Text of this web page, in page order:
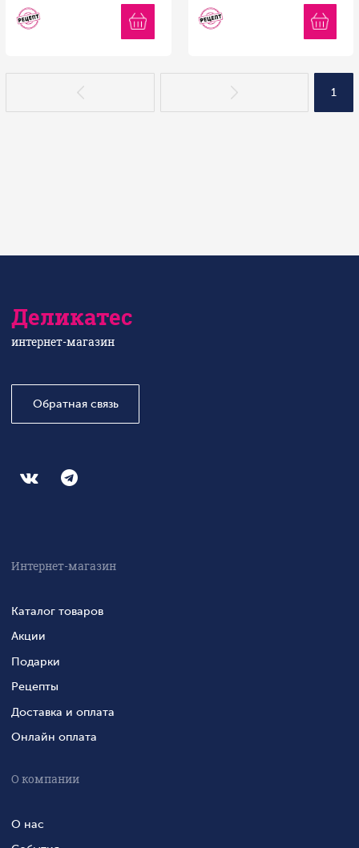
1
Деликатес
интернет-магазин
Обратная связь
Интернет-магазин
Каталог товаров
Акции
Подарки
Рецепты
Доставка и оплата
Онлайн оплата
О компании
О нас